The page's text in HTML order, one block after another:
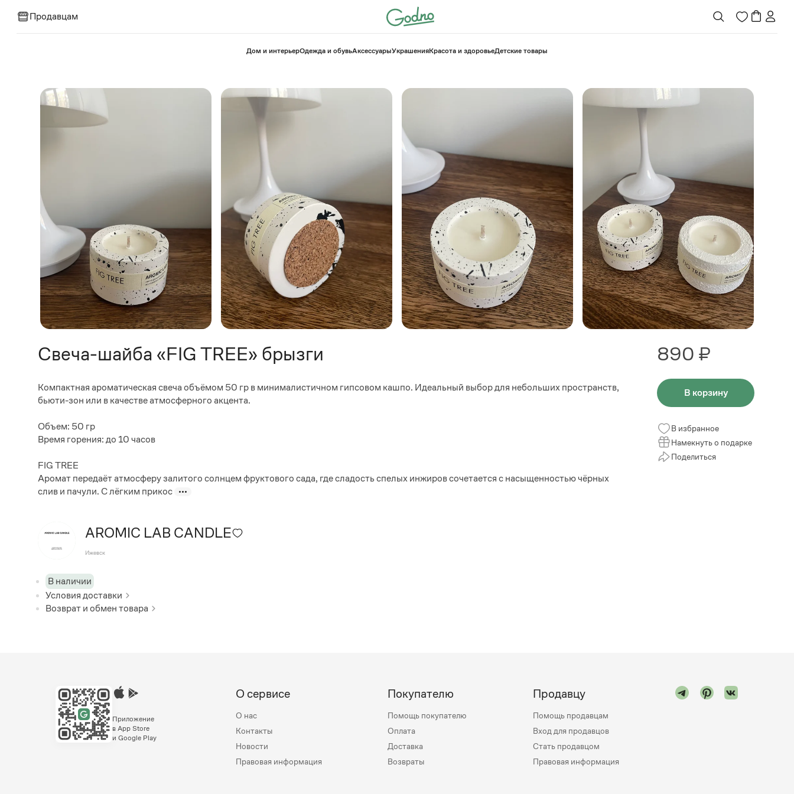
Продавцам
⁠Дом и интерьерОдежда и обувьАксессуарыУкрашенияКрасота и здоровье⁠Детские товары
Свеча-шайба «FIG TREE» брызги
Компактная ароматическая свеча объёмом 50 гр в минималистичном гипсовом кашпо. Идеальный выбор для небольших пространств,
бьюти-зон или в качестве атмосферного акцента.
Объем: 50 гр
Время горения: до 10 часов
FIG TREE
Аромат передаёт атмосферу залитого солнцем фруктового сада, где сладость спелых инжиров сочетается с насыщенностью чёрных
слив и пачули. С лёгким прикос
AROMIC LAB CANDLE
Ижевск
В наличии
Условия доставки
Возврат и обмен товара
890 ₽
В корзину
В избранное
Намекнуть о подарке
Поделиться
Приложение
в App Store
и Google Play
О сервисе
О нас
Контакты
Новости
Правовая информация
Покупателю
Помощь покупателю
Оплата
Доставка
Возвраты
Продавцу
Помощь продавцам
Вход для продавцов
Стать продавцом
Правовая информация